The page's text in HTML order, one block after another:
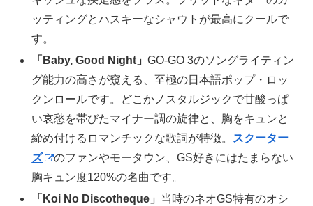
ッティングとハスキーなシャウトが最高にクールで
す。
「Baby, Good Night」GO-GO 3のソングライティン
グ能力の高さが窺える、至極の日本語ポップ・ロッ
クンロールです。どこかノスタルジックで甘酸っぱ
い哀愁を帯びたマイナー調の旋律と、胸をキュンと
締め付けるロマンチックな歌詞が特徴。
スクーター
ズ
のファンやモータウン、GS好きにはたまらない
胸キュン度120%の名曲です。
「Koi No Discotheque」 当時のネオGS特有のオシ